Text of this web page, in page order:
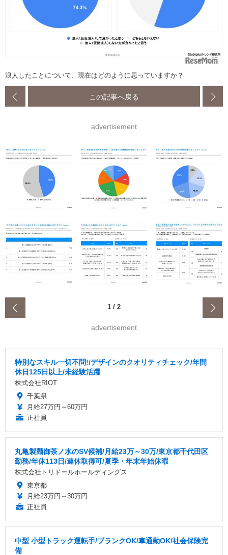
浪人したことについて、現在はどのように思っていますか？
この記事へ戻る
advertisement
1 / 2
advertisement
特別なスキル一切不問!/デザインのクオリティチェック/年間
休日125日以上/未経験活躍
株式会社RIOT
千葉県
月給27万円～60万円
正社員
丸亀製麺御茶ノ水のSV候補/月給23万～30万/東京都千代田区
勤務/年休113日/連休取得可/夏季・年末年始休暇
株式会社トリドールホールディングス
東京都
月給23万円～30万円
正社員
中型 小型トラック運転手/ブランクOK/車通勤OK/社会保険完
備